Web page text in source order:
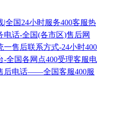
|全国24小时服务400客服热
电话-全国(各市区)售后网
一售后联系方式-24小时400
-全国各网点400受理客服电
后电话——全国客服400服